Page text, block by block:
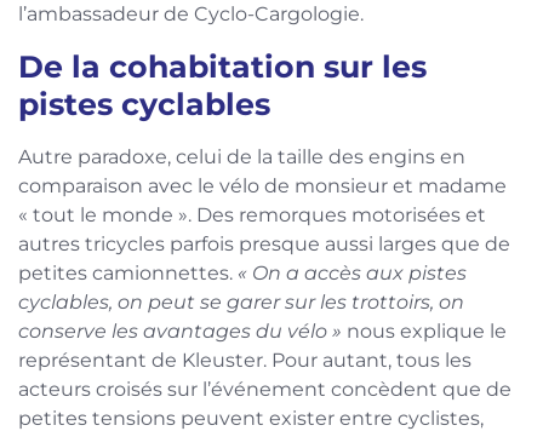
l’ambassadeur de Cyclo-Cargologie.
De la cohabitation sur les
pistes cyclables
Autre paradoxe, celui de la taille des engins en
comparaison avec le vélo de monsieur et madame
« tout le monde ». Des remorques motorisées et
autres tricycles parfois presque aussi larges que de
petites camionnettes. « On a accès aux pistes
cyclables, on peut se garer sur les trottoirs, on
conserve les avantages du vélo » nous explique le
représentant de Kleuster. Pour autant, tous les
acteurs croisés sur l’événement concèdent que de
petites tensions peuvent exister entre cyclistes,